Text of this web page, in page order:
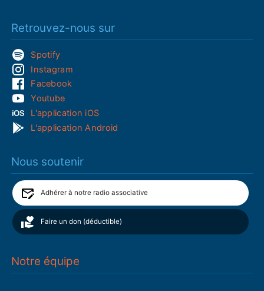
Retrouvez-nous sur
Spotify
Instagram
Facebook
Youtube
L'application iOS
L'application Android
Nous soutenir
Adhérer à notre radio associative
Faire un don (déductible)
Notre équipe